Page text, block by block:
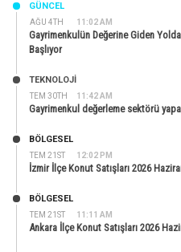
AĞU 4TH 11:02 AM
GÜNCEL
Gayrimenkulün Değerine Giden
Başlıyor
TEM 30TH 11:42 AM
TEKNOLOJİ
Gayrimenkul değerleme sektörü
TEM 21ST 12:02 PM
BÖLGESEL
İzmir İlçe Konut Satışları 2026
TEM 21ST 11:11 AM
BÖLGESEL
Ankara İlçe Konut Satışları 2026